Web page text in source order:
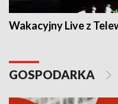
Wakacyjny Live z
GOSPODARKA